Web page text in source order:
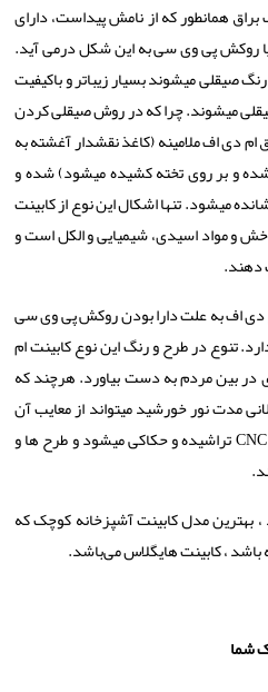
همانطور که از نامش پیداست، دارای
روکش پی وی سی به این شکل درمی­ آید.
صیقلی می­شوند بسیار زیباتر و باکیفیت
می­شوند. چرا که در روش صیقلی کردن
اف ملامینه (کاغذ نقش­دار آغشته به
و بر روی تخته کشیده می­شود) شده و
می­شود. تنها اشکال این نوع از کابینت
و مواد اسیدی، شیمیایی و الکل است و
دی اف به علت دارا بودن روکش پی وی سی
تنوع در طرح و رنگ این نوع کابینت ام
بین مردم به دست بیاورد. هرچند که
مدت نور خورشید می­تواند از معایب آن
تراشیده و حکاکی می­شود و طرح­ ها و
بهترین مدل کابینت آشپزخانه کوچک که
، کابینت هایگلاس می‌باشد.